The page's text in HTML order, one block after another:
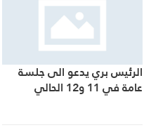
الرئيس بري يدعو الى جلسة
عامة في 11 و12 الحالي